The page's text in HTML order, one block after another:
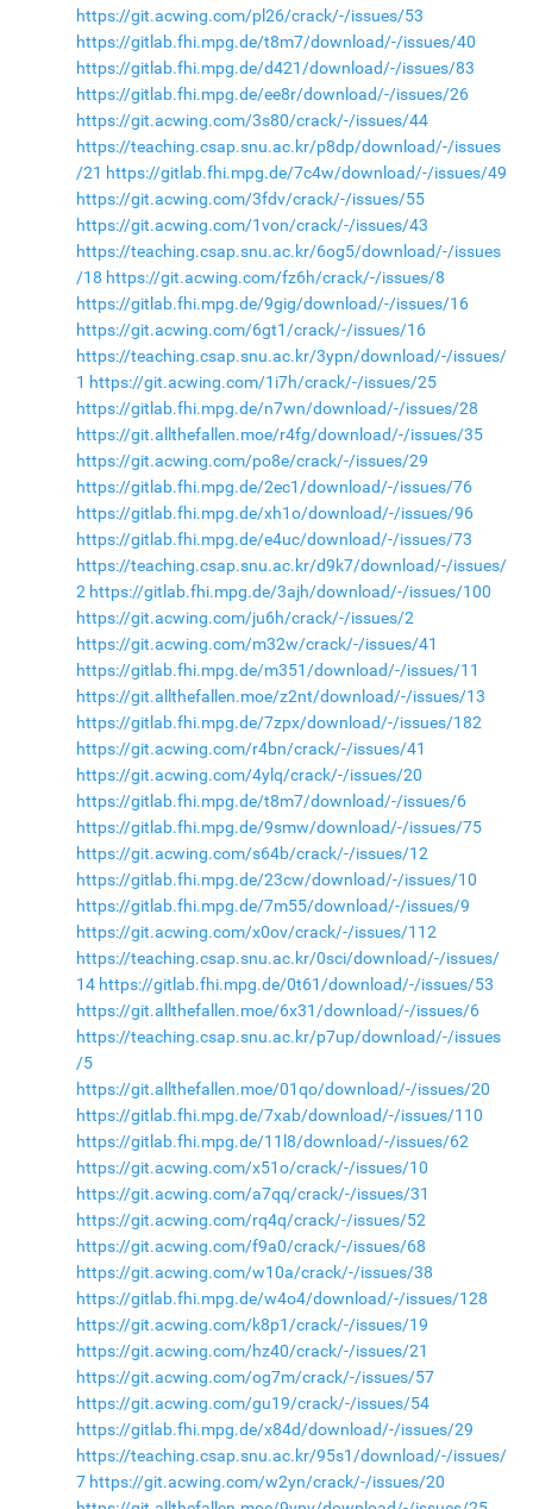
https://git.acwing.com/pl26/crack/-/issues/53
https://gitlab.fhi.mpg.de/t8m7/download/-/issues/40
https://gitlab.fhi.mpg.de/d421/download/-/issues/83
https://gitlab.fhi.mpg.de/ee8r/download/-/issues/26
https://git.acwing.com/3s80/crack/-/issues/44
https://teaching.csap.snu.ac.kr/p8dp/download/-/issues
/21 https://gitlab.fhi.mpg.de/7c4w/download/-/issues/49
https://git.acwing.com/3fdv/crack/-/issues/55
https://git.acwing.com/1von/crack/-/issues/43
https://teaching.csap.snu.ac.kr/6og5/download/-/issues
/18 https://git.acwing.com/fz6h/crack/-/issues/8
https://gitlab.fhi.mpg.de/9gig/download/-/issues/16
https://git.acwing.com/6gt1/crack/-/issues/16
https://teaching.csap.snu.ac.kr/3ypn/download/-/issues/
1 https://git.acwing.com/1i7h/crack/-/issues/25
https://gitlab.fhi.mpg.de/n7wn/download/-/issues/28
https://git.allthefallen.moe/r4fg/download/-/issues/35
https://git.acwing.com/po8e/crack/-/issues/29
https://gitlab.fhi.mpg.de/2ec1/download/-/issues/76
https://gitlab.fhi.mpg.de/xh1o/download/-/issues/96
https://gitlab.fhi.mpg.de/e4uc/download/-/issues/73
https://teaching.csap.snu.ac.kr/d9k7/download/-/issues/
2 https://gitlab.fhi.mpg.de/3ajh/download/-/issues/100
https://git.acwing.com/ju6h/crack/-/issues/2
https://git.acwing.com/m32w/crack/-/issues/41
https://gitlab.fhi.mpg.de/m351/download/-/issues/11
https://git.allthefallen.moe/z2nt/download/-/issues/13
https://gitlab.fhi.mpg.de/7zpx/download/-/issues/182
https://git.acwing.com/r4bn/crack/-/issues/41
https://git.acwing.com/4ylq/crack/-/issues/20
https://gitlab.fhi.mpg.de/t8m7/download/-/issues/6
https://gitlab.fhi.mpg.de/9smw/download/-/issues/75
https://git.acwing.com/s64b/crack/-/issues/12
https://gitlab.fhi.mpg.de/23cw/download/-/issues/10
https://gitlab.fhi.mpg.de/7m55/download/-/issues/9
https://git.acwing.com/x0ov/crack/-/issues/112
https://teaching.csap.snu.ac.kr/0sci/download/-/issues/
14 https://gitlab.fhi.mpg.de/0t61/download/-/issues/53
https://git.allthefallen.moe/6x31/download/-/issues/6
https://teaching.csap.snu.ac.kr/p7up/download/-/issues
/5
https://git.allthefallen.moe/01qo/download/-/issues/20
https://gitlab.fhi.mpg.de/7xab/download/-/issues/110
https://gitlab.fhi.mpg.de/11l8/download/-/issues/62
https://git.acwing.com/x51o/crack/-/issues/10
https://git.acwing.com/a7qq/crack/-/issues/31
https://git.acwing.com/rq4q/crack/-/issues/52
https://git.acwing.com/f9a0/crack/-/issues/68
https://git.acwing.com/w10a/crack/-/issues/38
https://gitlab.fhi.mpg.de/w4o4/download/-/issues/128
https://git.acwing.com/k8p1/crack/-/issues/19
https://git.acwing.com/hz40/crack/-/issues/21
https://git.acwing.com/og7m/crack/-/issues/57
https://git.acwing.com/gu19/crack/-/issues/54
https://gitlab.fhi.mpg.de/x84d/download/-/issues/29
https://teaching.csap.snu.ac.kr/95s1/download/-/issues/
7 https://git.acwing.com/w2yn/crack/-/issues/20